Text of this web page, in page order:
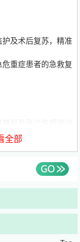
及术后复苏，精准
重症患者的急救复
全部